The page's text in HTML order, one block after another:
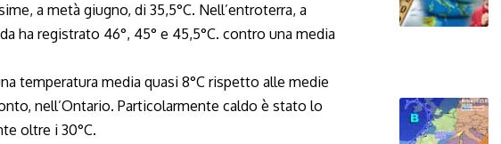
a metà giugno, di 35,5°C. Nell’entroterra, a
ha registrato 46°, 45° e 45,5°C. contro una media
temperatura media quasi 8°C rispetto alle medie
nell’Ontario. Particolarmente caldo è stato lo
oltre i 30°C.